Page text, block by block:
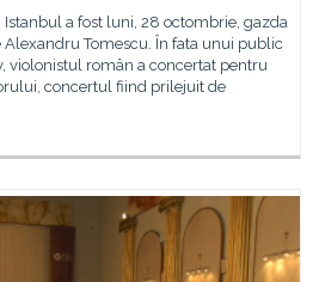
a fost luni, 28 octombrie, gazda
Tomescu. În fata unui public
violonistul român a concertat pentru
concertul fiind prilejuit de